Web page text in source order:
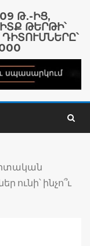
Թ․-ԻՑ,
ԹԵՐԹԻ՝
ունի՝ ինչո՞ւ